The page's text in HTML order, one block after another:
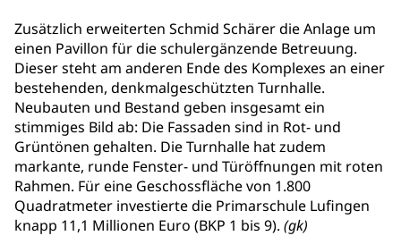
Zusätzlich erweiterten Schmid Schärer die Anlage um
einen Pavillon für die schulergänzende Betreuung.
Dieser steht am anderen Ende des Komplexes an einer
bestehenden, denkmalgeschützten Turnhalle.
Neubauten und Bestand geben insgesamt ein
stimmiges Bild ab: Die Fassaden sind in Rot- und
Grüntönen gehalten. Die Turnhalle hat zudem
markante, runde Fenster- und Türöffnungen mit roten
Rahmen. Für eine Geschossfläche von 1.800
Quadratmeter investierte die Primarschule Lufingen
knapp 11,1 Millionen Euro (BKP 1 bis 9). (gk)